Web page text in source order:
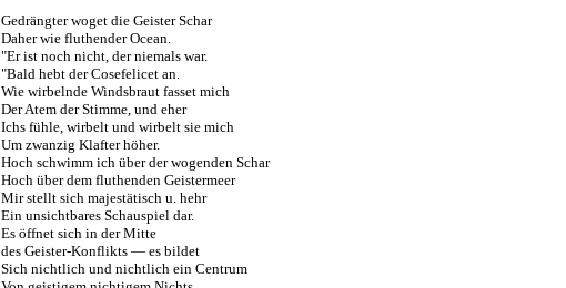
Gedrängter woget die Geister Schar
Daher wie fluthender Ocean.
"Er ist noch nicht, der niemals war.
"Bald hebt der Cosefelicet an.
Wie wirbelnde Windsbraut fasset mich
Der Atem der Stimme, und eher
Ichs fühle, wirbelt und wirbelt sie mich
Um zwanzig Klafter höher.
Hoch schwimm ich über der wogenden Schar
Hoch über dem fluthenden Geistermeer
Mir stellt sich majestätisch u. hehr
Ein unsichtbares Schauspiel dar.
Es öffnet sich in der Mitte
des Geister-Konflikts — es bildet
Sich nichtlich und nichtlich ein Centrum